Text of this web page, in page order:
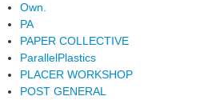
Own.
PA
PAPER COLLECTIVE
ParallelPlastics
PLACER WORKSHOP
POST GENERAL